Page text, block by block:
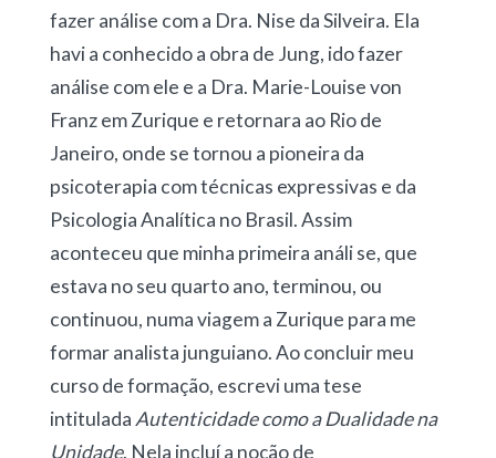
fazer análise com a Dra. Nise da Silveira. Ela
havi a conhecido a obra de Jung, ido fazer
análise com ele e a Dra. Marie-Louise von
Franz em Zurique e retornara ao Rio de
Janeiro, onde se tornou a pioneira da
psicoterapia com técnicas expressivas e da
Psicologia Analítica no Brasil. Assim
aconteceu que minha primeira análi se, que
estava no seu quarto ano, terminou, ou
continuou, numa viagem a Zurique para me
formar analista junguiano. Ao concluir meu
curso de formação, escrevi uma tese
intitulada Autenticidade como a Dualidade na
Unidade. Nela incluí a noção de